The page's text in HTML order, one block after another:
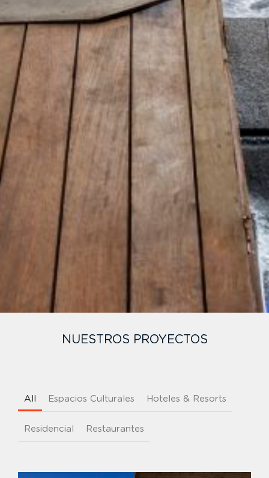
NUESTROS PROYECTOS
All Espacios Culturales Hoteles & Resorts
Residencial Restaurantes